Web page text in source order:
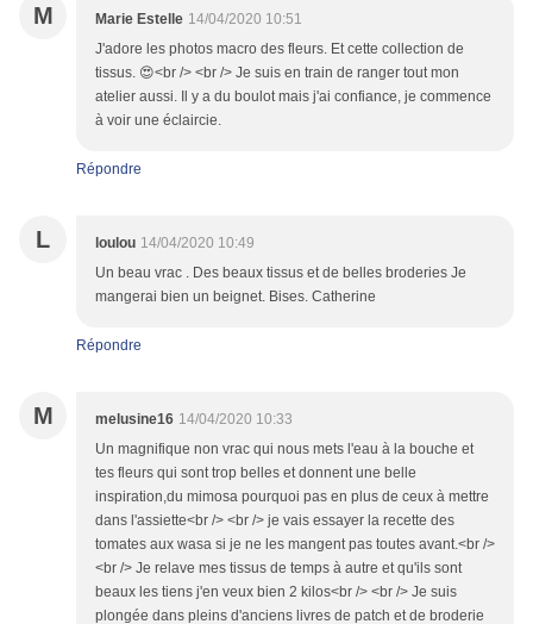
M Marie Estelle 14/04/2020 10:51
J'adore les photos macro des fleurs. Et cette collection de
tissus. 😍<br /> <br /> Je suis en train de ranger tout mon
atelier aussi. Il y a du boulot mais j'ai confiance, je commence
à voir une éclaircie.
Répondre
L loulou 14/04/2020 10:49
Un beau vrac . Des beaux tissus et de belles broderies Je
mangerai bien un beignet. Bises. Catherine
Répondre
M melusine16 14/04/2020 10:33
Un magnifique non vrac qui nous mets l'eau à la bouche et
tes fleurs qui sont trop belles et donnent une belle
inspiration,du mimosa pourquoi pas en plus de ceux à mettre
dans l'assiette<br /> <br /> je vais essayer la recette des
tomates aux wasa si je ne les mangent pas toutes avant.<br />
<br /> Je relave mes tissus de temps à autre et qu'ils sont
beaux les tiens j'en veux bien 2 kilos<br /> <br /> Je suis
plongée dans pleins d'anciens livres de patch et de broderie